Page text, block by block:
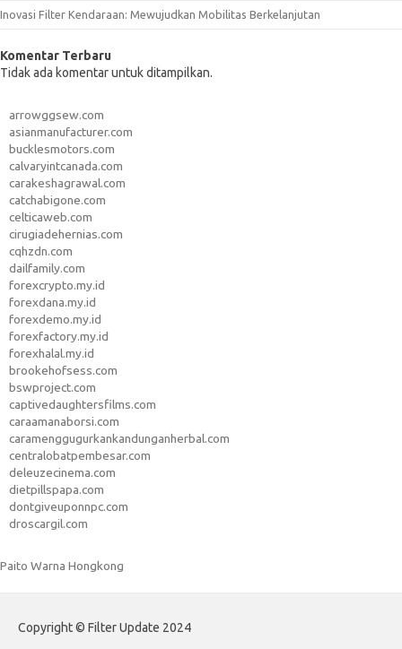
Inovasi Filter Kendaraan: Mewujudkan Mobilitas Berkelanjutan
Komentar Terbaru
Tidak ada komentar untuk ditampilkan.
arrowggsew.com
asianmanufacturer.com
bucklesmotors.com
calvaryintcanada.com
carakeshagrawal.com
catchabigone.com
celticaweb.com
cirugiadehernias.com
cqhzdn.com
dailfamily.com
forexcrypto.my.id
forexdana.my.id
forexdemo.my.id
forexfactory.my.id
forexhalal.my.id
brookehofsess.com
bswproject.com
captivedaughtersfilms.com
caraamanaborsi.com
caramenggugurkankandunganherbal.com
centralobatpembesar.com
deleuzecinema.com
dietpillspapa.com
dontgiveuponnpc.com
droscargil.com
Paito Warna Hongkong
Copyright © Filter Update 2024